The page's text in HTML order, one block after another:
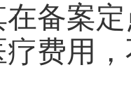
备案
费用